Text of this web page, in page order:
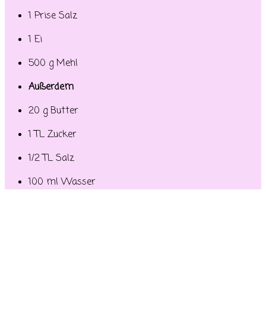
1 Prise Salz
1 Ei
500 g Mehl
Außerdem
20 g Butter
1 TL Zucker
1/2 TL Salz
100 ml Wasser